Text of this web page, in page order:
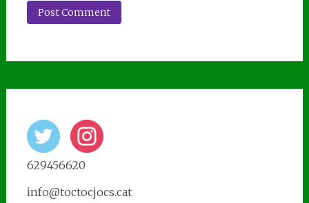
629456620
info@toctocjocs.cat